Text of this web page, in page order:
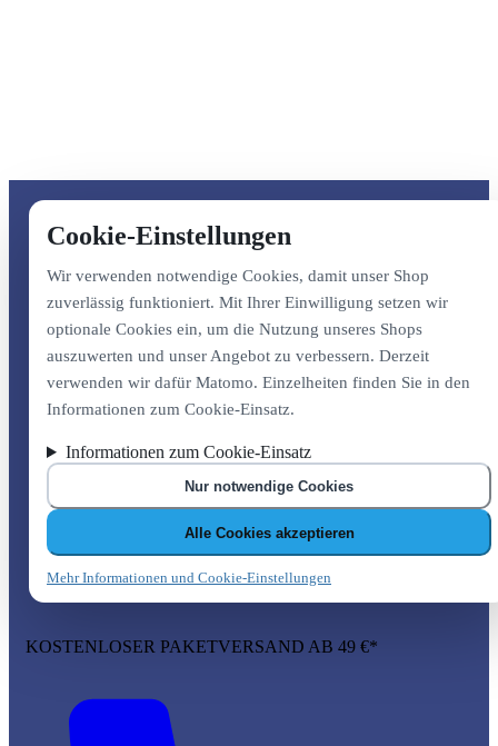
Cookie-Einstellungen
Wir verwenden notwendige Cookies, damit unser Shop
zuverlässig funktioniert. Mit Ihrer Einwilligung setzen wir
optionale Cookies ein, um die Nutzung unseres Shops
auszuwerten und unser Angebot zu verbessern. Derzeit
verwenden wir dafür Matomo. Einzelheiten finden Sie in den
Informationen zum Cookie-Einsatz.
Informationen zum Cookie-Einsatz
Nur notwendige Cookies
Alle Cookies akzeptieren
Mehr Informationen und Cookie-Einstellungen
KOSTENLOSER PAKETVERSAND AB 49 €*